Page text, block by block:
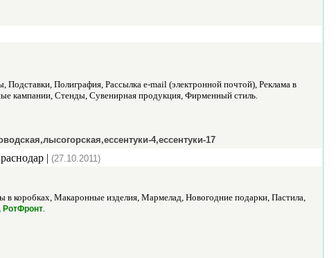
Полиграфия, Рассылка e-mail (электронной почтой), Реклама в
кампании, Стенды, Сувенирная продукция, Фирменный стиль.
4,ессентуки-17
| (27.10.2011)
коробках, Макаронные изделия, Мармелад, Новогодние подарки, Пастила,
РотФронт.